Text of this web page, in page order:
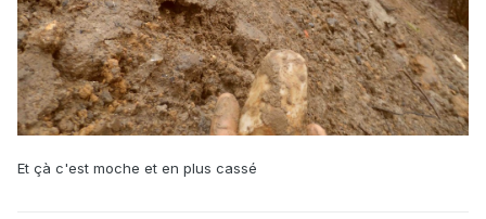
Et çà c'est moche et en plus cassé